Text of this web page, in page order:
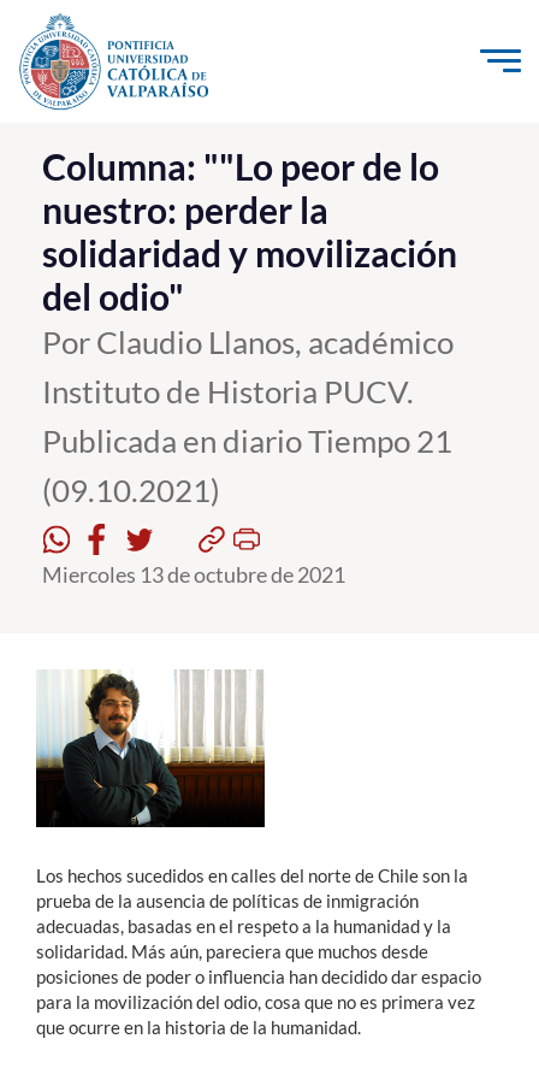
Click acá para ir directamente al contenido
La Universidad
Investigación, Creación e Innovación
PUCV Internacional
Vinculación con el Medio
Admisión
Pregrado
Postgrado
Formación Continua
Funcionarios
Alumni
Columna: ""Lo peor de lo
nuestro: perder la
solidaridad y movilización
del odio"
Por Claudio Llanos, académico
Instituto de Historia PUCV.
Publicada en diario Tiempo 21
(09.10.2021)
Miercoles 13 de octubre de 2021
Los hechos sucedidos en calles del norte de Chile son la
prueba de la ausencia de políticas de inmigración
adecuadas, basadas en el respeto a la humanidad y la
solidaridad. Más aún, pareciera que muchos desde
posiciones de poder o influencia han decidido dar espacio
para la movilización del odio, cosa que no es primera vez
que ocurre en la historia de la humanidad.